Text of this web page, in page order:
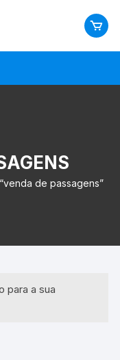
de passagens”
para a sua